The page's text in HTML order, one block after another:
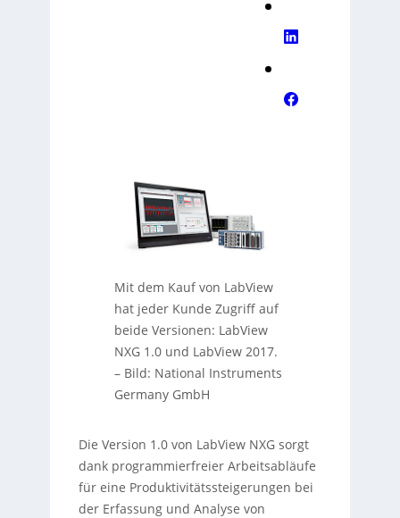
Mit dem Kauf von LabView
hat jeder Kunde Zugriff auf
beide Versionen: LabView
NXG 1.0 und LabView 2017.
– Bild: National Instruments
Germany GmbH
Die Version 1.0 von LabView NXG sorgt
dank programmierfreier Arbeitsabläufe
für eine Produktivitätssteigerungen bei
der Erfassung und Analyse von